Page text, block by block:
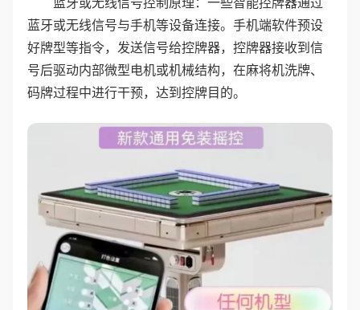
蓝牙或无线信号与手机等设备连接。手机端软件预设
好牌型等指令，发送信号给控牌器，控牌器接收到信
号后驱动内部微型电机或机械结构，在麻将机洗牌、
码牌过程中进行干预，达到控牌目的。